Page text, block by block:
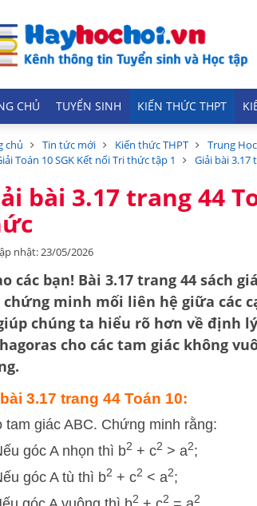
CHỦ TUYỂN SINH KIẾN THỨC THPT
chủ Tin tức mới Kiến thức THPT Trung
Toán 10 SGK Kết nối Tri thức tập 1
Giải bài 3.17
bài 3.17 trang 44
nhật: 23/05/2026
các bạn! Bài 3.17 trang 44 sách
minh mối liên hệ giữa các
chúng ta hiểu rõ hơn về định
cho các tam giác không
3.17 trang 44 Toán 10:
tam giác ABC. Chứng minh rằng:
góc A nhọn thì b2 + c2 > a2;
góc A tù thì b2 + c2 < a2;
2 2 2